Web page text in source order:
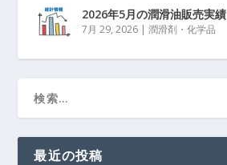
2026年5月の潤滑油販売実績
7月 29, 2026 |潤滑剤・化学品
最近の投稿